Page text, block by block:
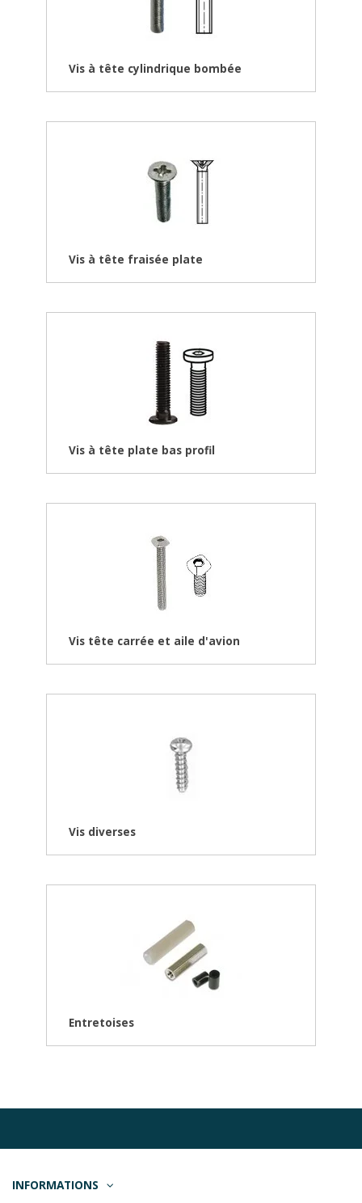
Vis à tête cylindrique bombée
Vis à tête fraisée plate
Vis à tête plate bas profil
Vis tête carrée et aile d'avion
Vis diverses
Entretoises
INFORMATIONS